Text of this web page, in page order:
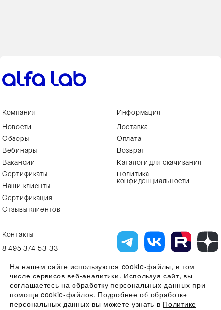
Компания
Новости
Обзоры
Вебинары
Вакансии
Сертификаты
Наши клиенты
Сертификация
Отзывы клиентов
Информация
Доставка
Оплата
Возврат
Каталоги для скачивания
Политика
конфиденциальности
Контакты
8 495 374-53-33
Вся представленная на сайте информация, касающаяся технических
характеристик, наличия на складе, стоимости товаров, носит
информационный характер и ни при каких условиях не является
На нашем сайте используются cookie-файлы, в том
числе сервисов веб-аналитики. Используя сайт, вы
соглашаетесь на обработку персональных данных при
помощи cookie-файлов. Подробнее об обработке
персональных данных вы можете узнать в Политике